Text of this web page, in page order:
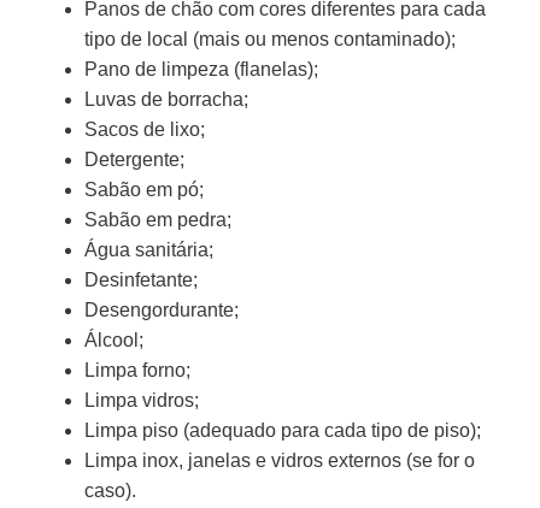
Panos de chão com cores diferentes para cada
tipo de local (mais ou menos contaminado);
Pano de limpeza (flanelas);
Luvas de borracha;
Sacos de lixo;
Detergente;
Sabão em pó;
Sabão em pedra;
Água sanitária;
Desinfetante;
Desengordurante;
Álcool;
Limpa forno;
Limpa vidros;
Limpa piso (adequado para cada tipo de piso);
Limpa inox, janelas e vidros externos (se for o
caso).